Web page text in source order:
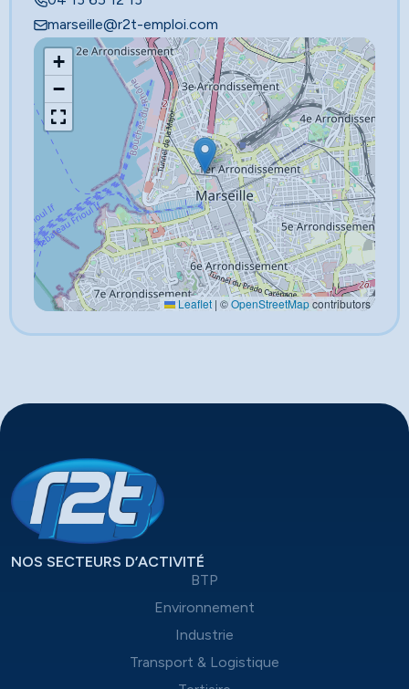
marseille@r2t-emploi.com
+
−
Leaflet | ©OpenStreetMapcontributors
NOS SECTEURS D’ACTIVITÉ
BTP
Environnement
Industrie
Transport & Logistique